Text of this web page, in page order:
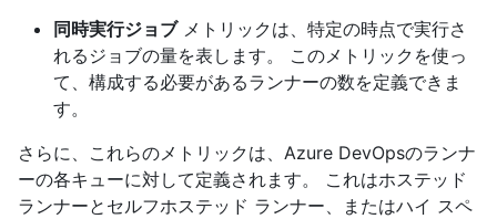
同時実行ジョブメトリックは、特定の時点で実行さ
れるジョブの量を表します。 このメトリックを使っ
て、構成する必要があるランナーの数を定義できま
す。
さらに、これらのメトリックは、Azure DevOpsのランナ
ーの各キューに対して定義されます。 これはホステッド
ランナーとセルフホステッド ランナー、またはハイ スペ